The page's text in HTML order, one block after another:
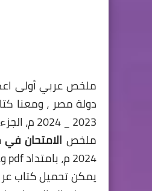
ملخص عربي أولى
دولة مصر ، ومعنا
2023 _ 2024 م، الجزء الخاص بشرح
ملخص الامتحان في
2024 م، بامتداد pdf وغير متوفر بامتداد word .
يمكن تحميل كتاب